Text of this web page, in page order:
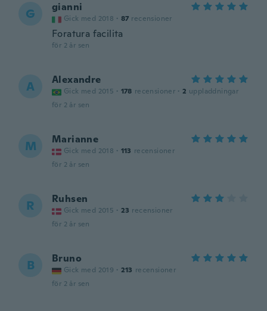
G gianni
Gick med 2018 · 87 recensioner
Foratura facilita
för 2 år sen
A Alexandre
Gick med 2015 · 178 recensioner · 2 uppladdningar
för 2 år sen
M Marianne
Gick med 2018 · 113 recensioner
för 2 år sen
R Ruhsen
Gick med 2015 · 23 recensioner
för 2 år sen
B Bruno
Gick med 2019 · 213 recensioner
för 2 år sen